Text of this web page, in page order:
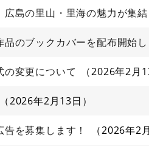
島の里山・里海の魅力が集結
のブックカバーを配布開始し
変更について 2026年2月
2026年2月13日
を募集します！ 2026年2